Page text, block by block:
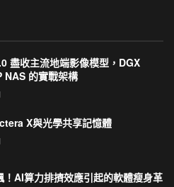
盡收主流地端影像模型，DGX
NAS 的實戰架構
X與光學共享記憶體
！AI算力排擠效應引起的軟體瘦身革